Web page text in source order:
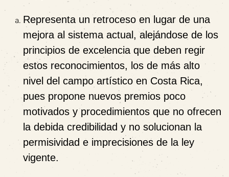
Representa un retroceso en lugar de una
mejora al sistema actual, alejándose de los
principios de excelencia que deben regir
estos reconocimientos, los de más alto
nivel del campo artístico en Costa Rica,
pues propone nuevos premios poco
motivados y procedimientos que no ofrecen
la debida credibilidad y no solucionan la
permisividad e imprecisiones de la ley
vigente.